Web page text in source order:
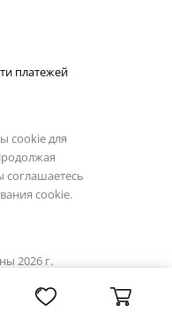
платежей
cookie для
соглашаетесь
cookie.
2026 г.